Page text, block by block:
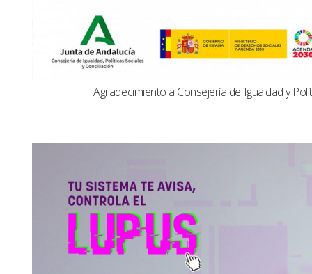
Agradecimiento a Consejería de Igualdad y